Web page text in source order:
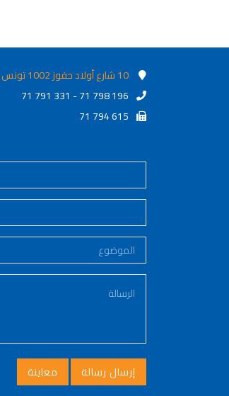
10 شارع أولاد حفوز 1002 تونس
71 791 331 - 71 798 196
71 794 615